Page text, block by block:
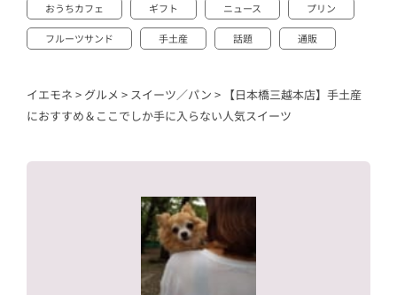
おうちカフェ ギフト ニュース プリン
フルーツサンド 手土産 話題 通販
イエモネ > グルメ > スイーツ／パン > 【日本橋三越本店】手土産
におすすめ＆ここでしか手に入らない人気スイーツ